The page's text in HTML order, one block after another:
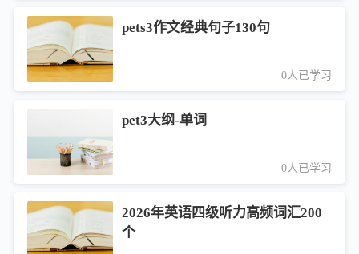
pets3作文经典句子130句
0人已学习
pet3大纲-单词
0人已学习
2026年英语四级听力高频词汇200
个